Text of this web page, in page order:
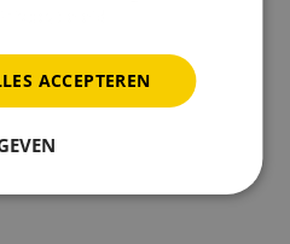
ACCEPTEREN